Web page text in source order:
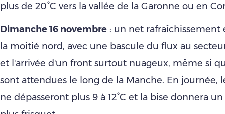
plus de 20°C vers la vallée de la Garonne ou en
Dimanche 16 novembre : un net rafraîchissement
la moitié nord, avec une bascule du flux au
et l'arrivée d'un front surtout nuageux, même si
sont attendues le long de la Manche. En journée,
ne dépasseront plus 9 à 12°C et la bise donnera